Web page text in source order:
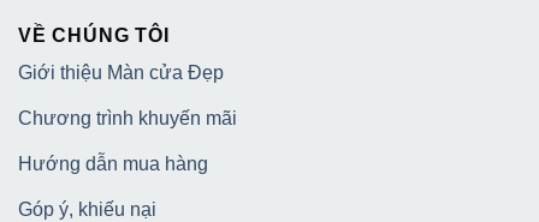
VỀ CHÚNG TÔI
Giới thiệu Màn cửa Đẹp
Chương trình khuyến mãi
Hướng dẫn mua hàng
Góp ý, khiếu nại